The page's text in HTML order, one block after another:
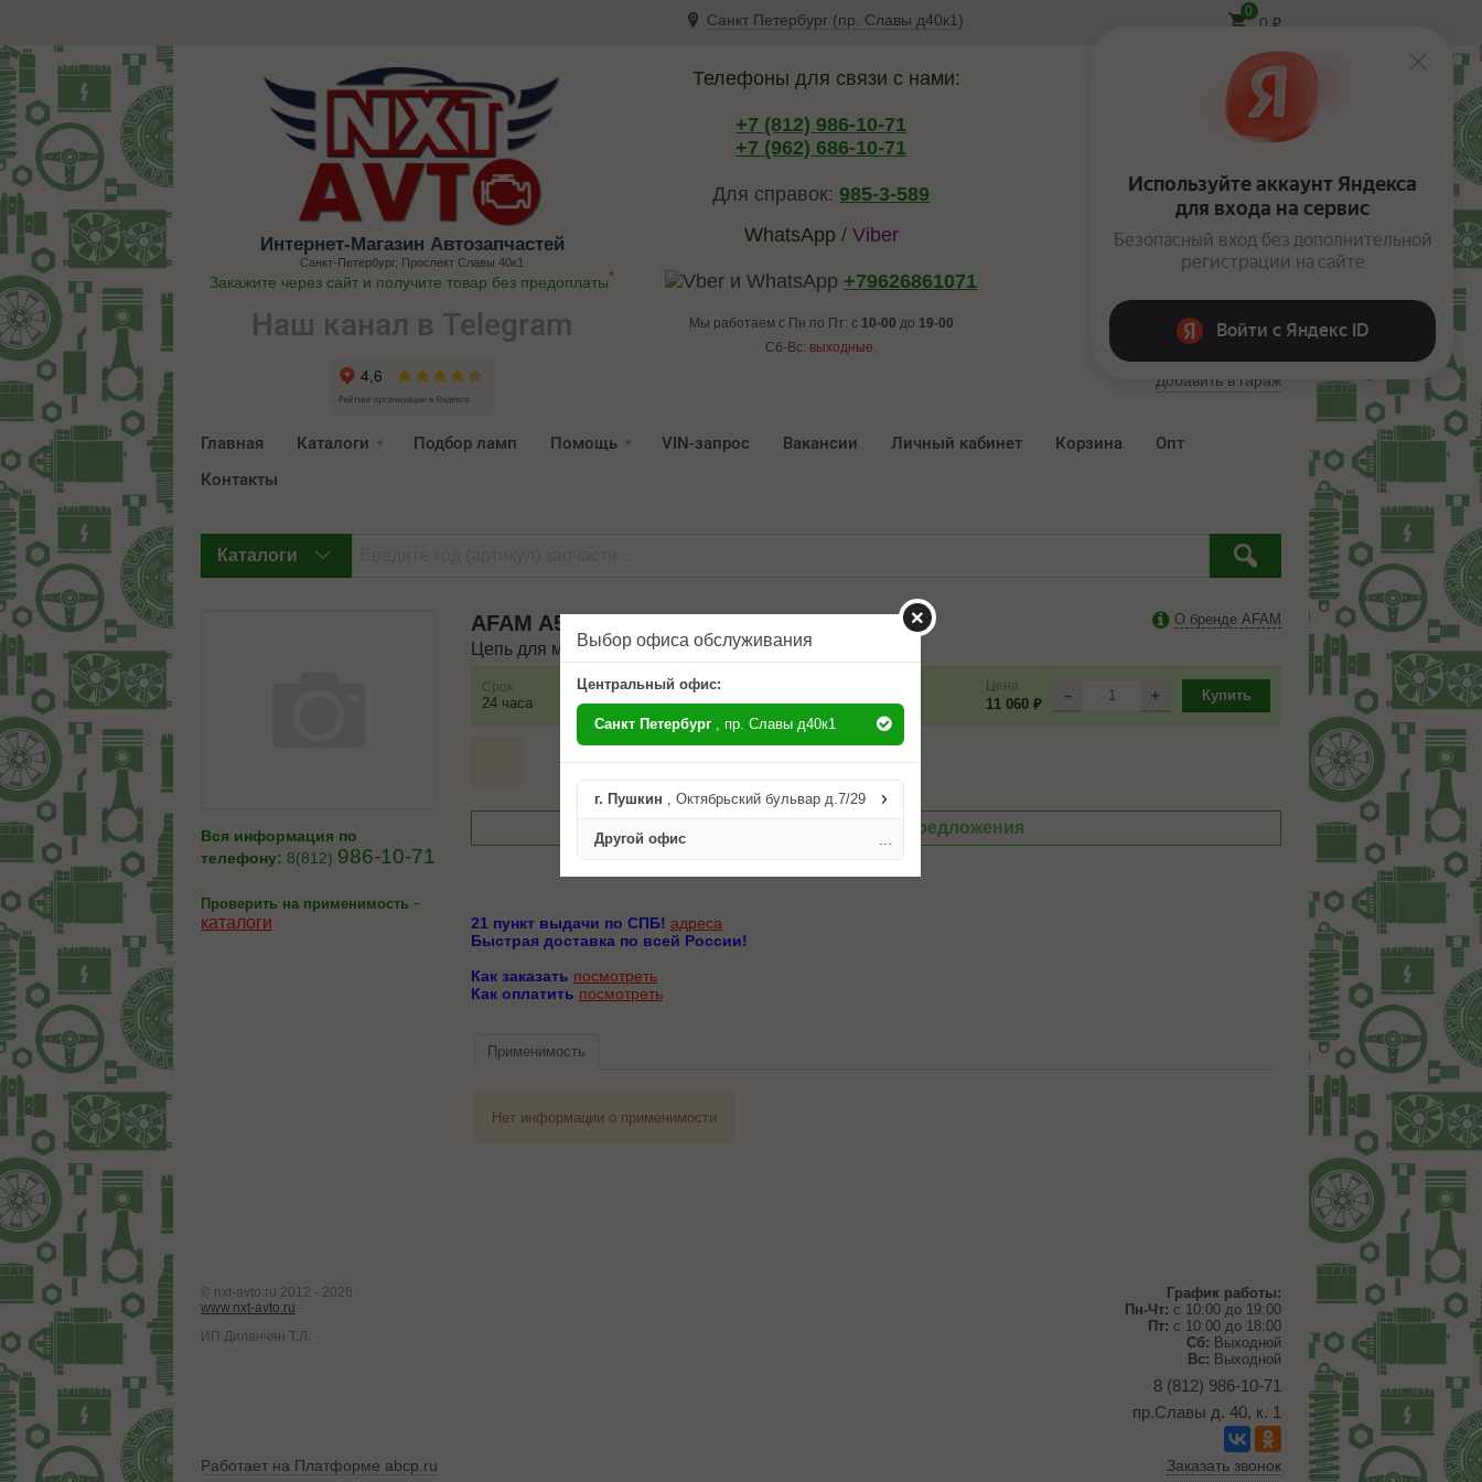
Санкт Петербург (пр. Славы д40к1) 0
0 ₽
Интернет-Магазин Автозапчастей
Санкт-Петербург, Проспект Славы 40к1
Закажите через сайт и получите товар без предоплаты*
Наш канал в Telegram
Вход
Телефоны для связи с нами:
+7 (812) 986-10-71
+7 (962) 686-10-71
Для справок:985-3-589
WhatsApp / Viber
+79626861071
Мы работаем с Пн по Пт: с 10-00 до 19-00
Сб-Вс: выходные.
Добавить в гараж
Главная Каталоги Подбор ламп Помощь VIN-запрос Вакансии Личный кабинет Корзина
Опт
Контакты
Каталоги
Вся информация по
телефону: 8(812) 986-10-71
Проверить на применимость -
каталоги
О бренде AFAM
AFAM A530XSR2G120L
Цепь для мототехники
Срок
24 часа
Наличие
10 шт.
Цена
11 060 ₽
– + Купить
Посмотреть другие предложения
21 пункт выдачи по СПБ! адреса
Быстрая доставка по всей России!
Как заказать посмотреть
Как оплатить посмотреть
Применимость
Нет информации о применимости
Работает на Платформе abcp.ru
© nxt-avto.ru 2012 - 2026
www.nxt-avto.ru
ИП Диланчян Т.Л.
График работы:
Пн-Чт: с 10:00 до 19:00
Пт: с 10:00 до 18:00
Сб: Выходной
Вс: Выходной
8 (812) 986-10-71
пр.Славы д. 40, к. 1
Заказать звонок
Выбор офиса обслуживания
Центральный офис:
Санкт Петербург , пр. Славы д40к1
г. Пушкин , Октябрьский бульвар д.7/29
Другой офис